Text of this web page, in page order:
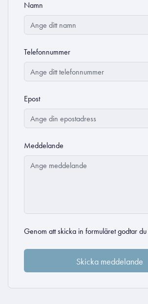
Namn
Telefonnummer
Epost
Meddelande
Genom att skicka in formuläret godtar du